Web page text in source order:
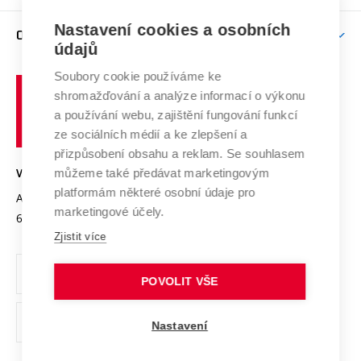
E-přihláška
Závěrečné práce
Doktorské studium
Studium bez bariér
Podpora podnikání
Mezinárodní vědecká rada
Systém zajišťování kvality výzkumu
Výzkumné infrastruktury
Transfer znalostí
Open Science
Projekty
Projekty ze strukturálních fondů
Specifický výzkum
Firemní spolupráce
Zahraniční spolupráce
Spolupráce se školami
Mezinárodní dohody
Univerzitní sítě
O UNIVERZITĚ
Profil univerzity
Udržitelná univerzita
Podnikavá univerzita / ContriBUTe
Bezpečná univerzita
Vyznamenání
Organizační struktura
Ochrana osobních údajů
odkaz)
učení
technické
Brně
VYSOKÉ UČENÍ TECHNICKÉ V BRNĚ
Antonínská 548/1
602 00 Brno
www.vut.cz
vut@vutbr.cz
Nastavení cookies a osobních
údajů
Soubory cookie používáme ke
shromažďování a analýze informací o výkonu
a používání webu, zajištění fungování funkcí
ze sociálních médií a ke zlepšení a
přizpůsobení obsahu a reklam. Se souhlasem
můžeme také předávat marketingovým
platformám některé osobní údaje pro
marketingové účely.
Zjistit více
POVOLIT VŠE
Nastavení